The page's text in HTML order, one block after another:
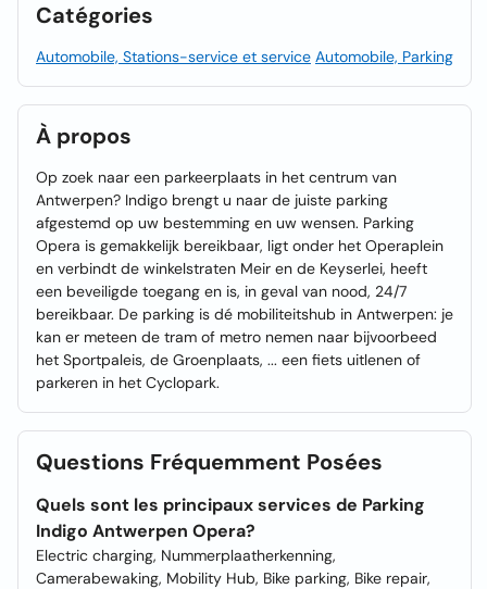
Catégories
Automobile, Stations-service et service Automobile, Parking
À propos
Op zoek naar een parkeerplaats in het centrum van
Antwerpen? Indigo brengt u naar de juiste parking
afgestemd op uw bestemming en uw wensen. Parking
Opera is gemakkelijk bereikbaar, ligt onder het Operaplein
en verbindt de winkelstraten Meir en de Keyserlei, heeft
een beveiligde toegang en is, in geval van nood, 24/7
bereikbaar. De parking is dé mobiliteitshub in Antwerpen: je
kan er meteen de tram of metro nemen naar bijvoorbeed
het Sportpaleis, de Groenplaats, ... een fiets uitlenen of
parkeren in het Cyclopark.
Questions Fréquemment Posées
Quels sont les principaux services de Parking
Indigo Antwerpen Opera?
Electric charging, Nummerplaatherkenning,
Camerabewaking, Mobility Hub, Bike parking, Bike repair,